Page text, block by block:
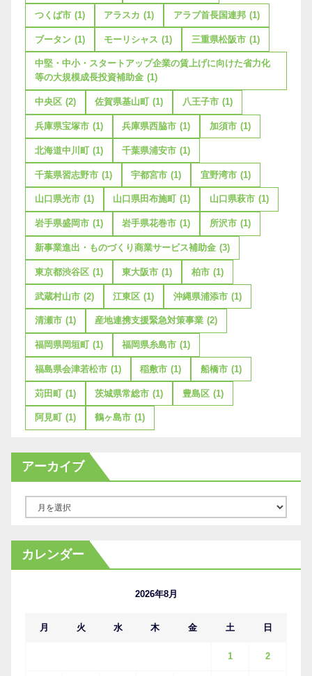
つくば市 (1) アラスカ (1) アラブ首長国連邦 (1)
ブータン (1) モーリシャス (1) 三重県松阪市 (1)
中堅・中小・スタートアップ企業の賃上げに向けた省力化
等の大規模成長投資補助金 (1)
中央区 (2) 佐賀県基山町 (1) 八王子市 (1)
兵庫県宝塚市 (1) 兵庫県西脇市 (1) 加須市 (1)
北海道中川町 (1) 千葉県浦安市 (1)
千葉県習志野市 (1) 宇都宮市 (1) 宜野湾市 (1)
山口県光市 (1) 山口県田布施町 (1) 山口県萩市 (1)
岩手県盛岡市 (1) 岩手県花巻市 (1) 所沢市 (1)
新事業進出・ものづくり商業サービス補助金 (3)
東京都渋谷区 (1) 東大阪市 (1) 柏市 (1)
武蔵村山市 (2) 江東区 (1) 沖縄県浦添市 (1)
清瀬市 (1) 産地連携支援緊急対策事業 (2)
福岡県岡垣町 (1) 福岡県糸島市 (1)
福島県会津若松市 (1) 稲敷市 (1) 船橋市 (1)
苅田町 (1) 茨城県常総市 (1) 豊島区 (1)
阿見町 (1) 鶴ヶ島市 (1)
アーカイブ
カ
イ
カレンダー
2026年8月
月 火 水 木 金 土 日
1 2